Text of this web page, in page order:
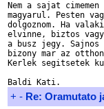
Nem a sajat
magyarul. Pesten
dolgoznom. Ha
elvinne, biztos
a busz jegy.
bizony mar az
Kerlek segitsetek
+ - Re: Oramutato